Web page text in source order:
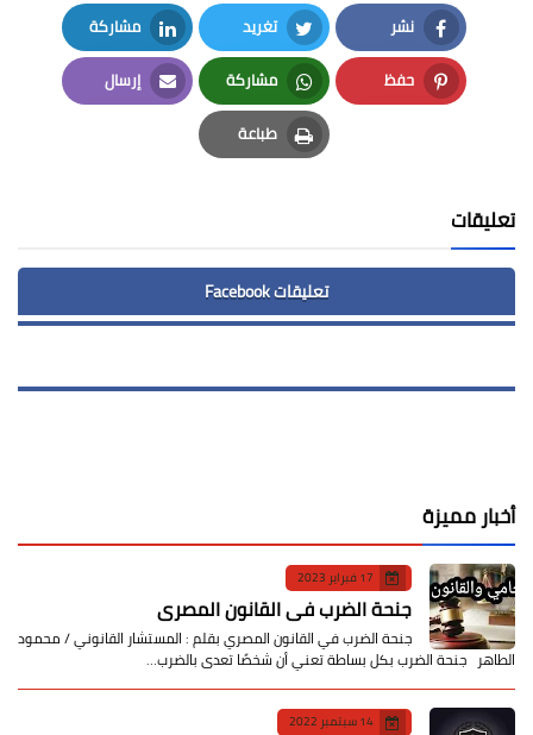
نشر
Facebook
تغريد
Twitter
مشاركة
LinkedIn
حفظ
Pinterest
مشاركة
Whatsapp
إرسال
Email
طباعة
Print
تعليقات
تعليقات Facebook
أخبار مميزة
17 فبراير 2023
جنحة الضرب في القانون المصري
جنحة الضرب في القانون المصري بقلم : المستشار القانوني / محمود
الطاهر جنحة الضرب بكل بساطة تعني أن شخصًا تعدى بالضرب…
14 سبتمبر 2022